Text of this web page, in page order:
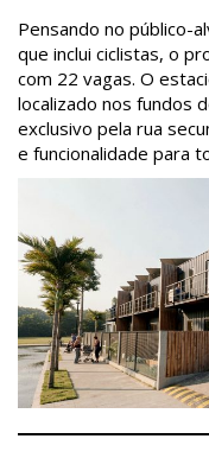
Pensando no público-
que inclui ciclistas, o
com 22 vagas. O
localizado nos fundos
exclusivo pela rua
e funcionalidade para